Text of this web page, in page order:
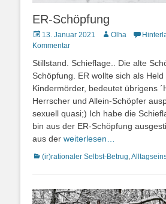
ER-Schöpfung
Posted
on
13. Januar 2021 AutorOlha
Kommentar
Stillstand. Schieflage.. Die alte
Schöpfung. ER wollte sich als Held
Kindermörder, bedeutet übrigens
Herrscher und Allein-Schöpfer
sexuell quasi;) Ich habe die
bin aus der ER-Schöpfung
aus der weiterlesen…
Kategorien
(ir)rationaler Selbst-Betrug,